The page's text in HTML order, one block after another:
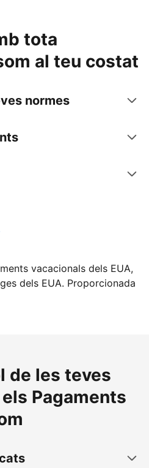
tota
al teu costat
normes
nosaltres avui mateix
vacacionals dels EUA,
dels EUA. Proporcionada
de les teves
Pagaments